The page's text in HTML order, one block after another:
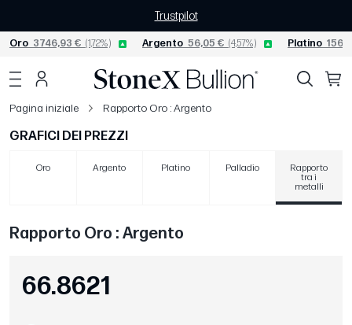
Trustpilot
Oro 3746,93 € (1,72%) Argento 56,05 € (4,57%) Platino
Pagina iniziale Rapporto Oro : Argento
GRAFICI DEI PREZZI
Oro Argento Platino Palladio
Rapporto
tra i
metalli
Rapporto Oro : Argento
66.8621